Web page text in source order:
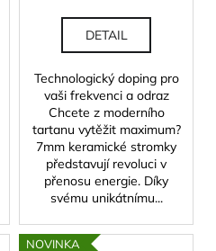
DETAIL
Technologický doping pro
vaši frekvenci a odraz
Chcete z moderního
tartanu vytěžit maximum?
7mm keramické stromky
představují revoluci v
přenosu energie. Díky
svému unikátnímu...
NOVINKA